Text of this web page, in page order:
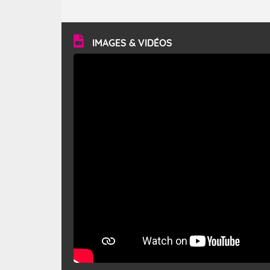
vitesse moyenne de 50 km/h et atteindre 80 à 100 km/h
en rafales, parfois davantage. Il parcourt la basse vallée
du Rhône et la Provence et envahit le littoral
méditerranéen à partir de la Camargue.
IMAGES & VIDÉOS